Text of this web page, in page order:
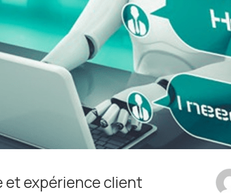
expérience client